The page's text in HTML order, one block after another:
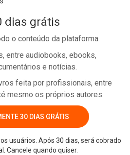
dias grátis
o conteúdo da plataforma.
entre audiobooks, ebooks,
e notícias.
feita por profissionais, entre
mesmo os próprios autores.
30 DIAS GRÁTIS
usuários. Após 30 dias, será cobrado
Cancele quando quiser.